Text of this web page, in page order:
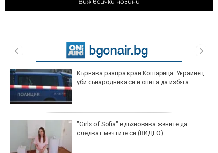
Виж всички новини
Кървава разпра край Кошарица: Украинец
уби сънародника си и опита да избяга
"Girls of Sofia" вдъхновява жените да
следват мечтите си (ВИДЕО)